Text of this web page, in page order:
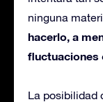
ninguna
hacerlo, a
fluctuaciones
La posibilidad